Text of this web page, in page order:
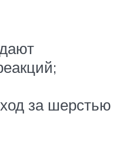
за шерстью